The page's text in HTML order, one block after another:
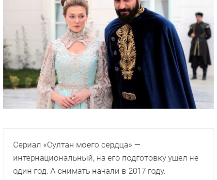
Сериал «Султан моего сердца» —
интернациональный, на его подготовку ушел не
один год. А снимать начали в 2017 году.